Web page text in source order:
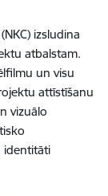
izsludina
atbalstam.
un visu
attīstīšanu
vizuālo
identitāti